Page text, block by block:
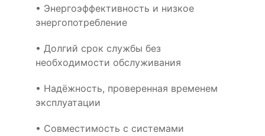
• Энергоэффективность и низкое
энергопотребление
• Долгий срок службы без
необходимости обслуживания
• Надёжность, проверенная временем
эксплуатации
• Совместимость с системами